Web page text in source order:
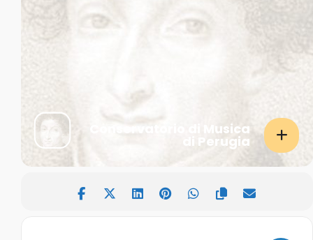
Conservatorio di Musica
di Perugia